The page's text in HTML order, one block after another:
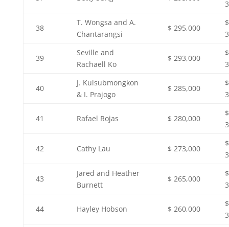
38
T. Wongsa and A.
Chantarangsi
$ 295,000
$
39
Seville and
Rachaell Ko
$ 293,000
$
40
J. Kulsubmongkon
& I. Prajogo
$ 285,000
$
41 Rafael Rojas $ 280,000
$
42 Cathy Lau $ 273,000
$
43
Jared and Heather
Burnett
$ 265,000
$
44 Hayley Hobson $ 260,000
$